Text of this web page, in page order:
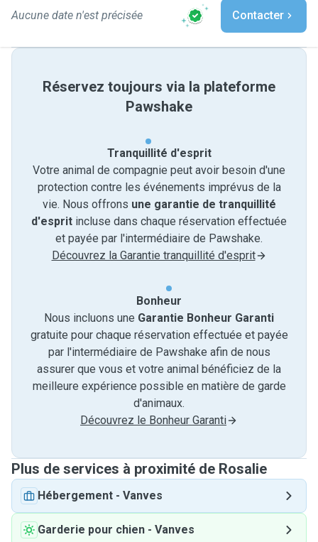
Aucune date n'est précisée Contacter
Réservez toujours via la plateforme
Pawshake
Tranquillité d'esprit
Votre animal de compagnie peut avoir besoin d'une
protection contre les événements imprévus de la
vie. Nous offrons une garantie de tranquillité
d'esprit incluse dans chaque réservation effectuée
et payée par l'intermédiaire de Pawshake.
Découvrez la Garantie tranquillité d'esprit
Bonheur
Nous incluons une Garantie Bonheur Garanti
gratuite pour chaque réservation effectuée et payée
par l'intermédiaire de Pawshake afin de nous
assurer que vous et votre animal bénéficiez de la
meilleure expérience possible en matière de garde
d'animaux.
Découvrez le Bonheur Garanti
Plus de services à proximité de Rosalie
Hébergement - Vanves
Garderie pour chien - Vanves